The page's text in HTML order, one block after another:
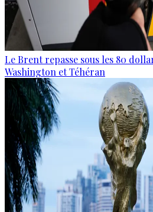
Le Brent repasse sous les 80
Washington et Téhéran